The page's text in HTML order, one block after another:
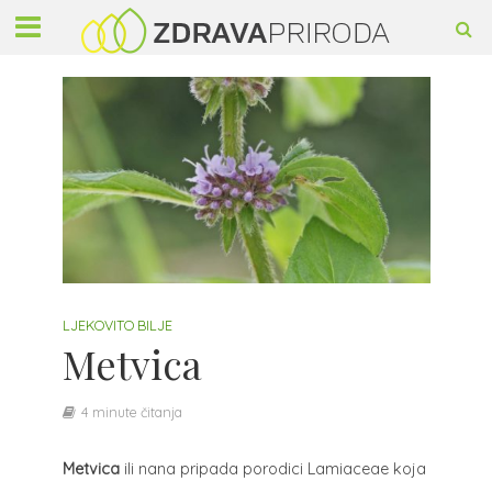
LJEKOVITO BILJE
Metvica
4 minute čitanja
Metvica ili nana pripada porodici Lamiaceae koja